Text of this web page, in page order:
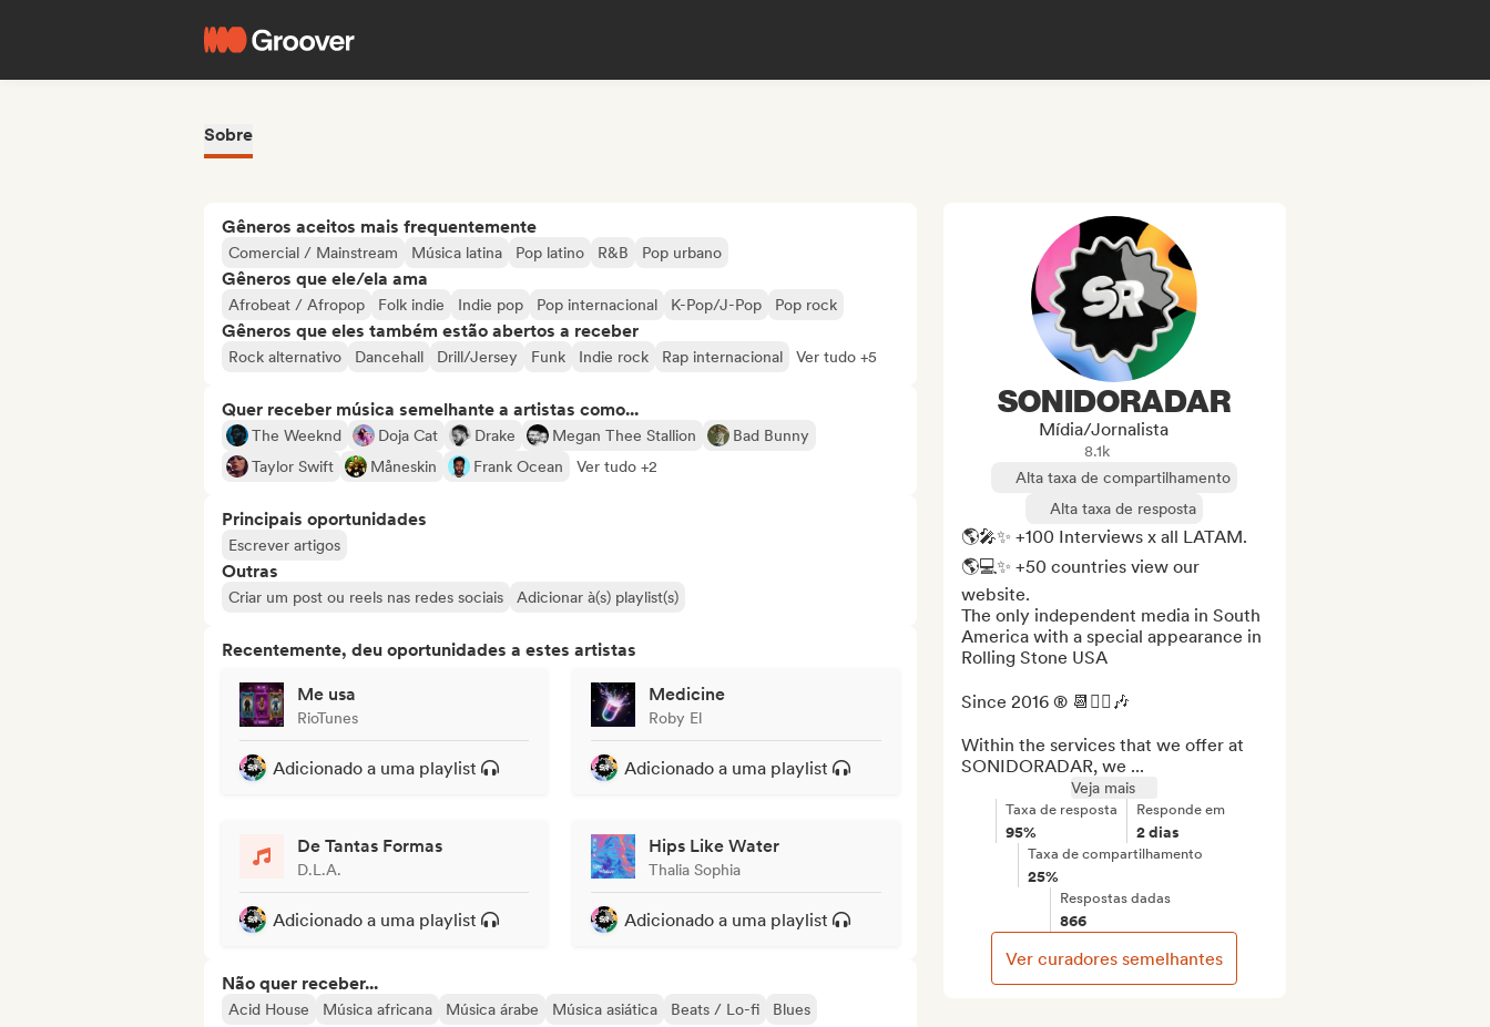
Sobre
Gêneros aceitos mais frequentemente
Comercial / Mainstream Música latina Pop latino R&B Pop urbano
Gêneros que ele/ela ama
Afrobeat / Afropop Folk indie Indie pop Pop internacional K-Pop/J-Pop Pop rock
Gêneros que eles também estão abertos a receber
Rock alternativo Dancehall Drill/Jersey Funk Indie rock Rap internacional Ver tudo +5
Quer receber música semelhante a artistas como...
The Weeknd Doja Cat Drake Megan Thee Stallion
Bad Bunny
Taylor Swift
Måneskin Frank Ocean Ver tudo +2
Principais oportunidades
Escrever artigos
Outras
Criar um post ou reels nas redes sociais Adicionar à(s) playlist(s)
Recentemente, deu oportunidades a estes artistas
Me usa
RioTunes
Adicionado a uma playlist
Medicine
Roby El
Adicionado a uma playlist
De Tantas Formas
D.L.A.
Adicionado a uma playlist
Hips Like Water
Thalia Sophia
Adicionado a uma playlist
Não quer receber...
Acid House Música africana Música árabe Música asiática Beats / Lo-fi
Blues
SONIDORADAR
Mídia/Jornalista
8.1k
Alta taxa de compartilhamento
Alta taxa de resposta
🌎🎤✨ +100 Interviews x all LATAM.
🌎💻✨ +50 countries view our
website.
The only independent media in South
America with a special appearance in
Rolling Stone USA
Since 2016 ® 📆✍🏼🎶
Within the services that we offer at
SONIDORADAR, we ...
Veja mais
Taxa de resposta
95%
Responde em
2 dias
Taxa de compartilhamento
25%
Respostas dadas
866
Ver curadores semelhantes